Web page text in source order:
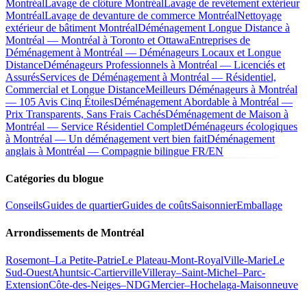
Montréal Lavage de clôture Montréal
Lavage de revêtement extérieur
MontréalLavage de devanture de commerce MontréalNettoyage
extérieur de bâtiment MontréalDéménagement Longue Distance à
Montréal — Montréal à Toronto et OttawaEntreprises de
Déménagement à Montréal — Déménageurs Locaux et Longue
DistanceDéménageurs Professionnels à Montréal — Licenciés et
AssurésServices de Déménagement à Montréal — Résidentiel,
Commercial et Longue DistanceMeilleurs Déménageurs à Montréal
— 105 Avis Cinq ÉtoilesDéménagement Abordable à Montréal —
Prix Transparents, Sans Frais CachésDéménagement de Maison à
Montréal — Service Résidentiel CompletDéménageurs écologiques
à Montréal — Un déménagement vert bien faitDéménagement
anglais à Montréal — Compagnie bilingue FR/EN
Catégories du blogue
ConseilsGuides de quartierGuides de coûtsSaisonnierEmballage
Arrondissements de Montréal
Rosemont–La Petite-PatrieLe Plateau-Mont-RoyalVille-MarieLe
Sud-OuestAhuntsic-CartiervilleVilleray–Saint-Michel–Parc-
ExtensionCôte-des-Neiges–NDGMercier–Hochelaga-Maisonneuve